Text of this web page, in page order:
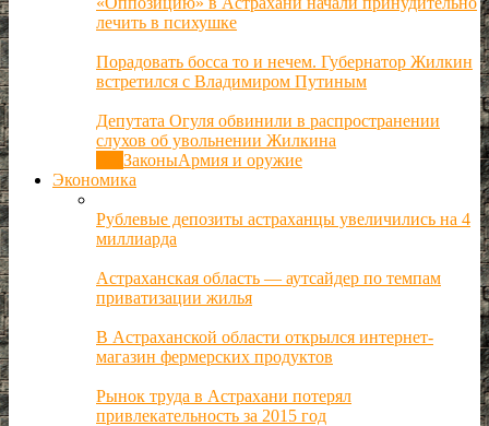
лечить в психушке
Порадовать босса то и нечем. Губернатор Жилкин
встретился с Владимиром Путиным
Депутата Огуля обвинили в распространении
слухов об увольнении Жилкина
ЗаконыАрмия и оружие
Экономика
Рублевые депозиты астраханцы увеличились на 4
миллиарда
Астраханская область — аутсайдер по темпам
приватизации жилья
В Астраханской области открылся интернет-
магазин фермерских продуктов
Рынок труда в Астрахани потерял
привлекательность за 2015 год